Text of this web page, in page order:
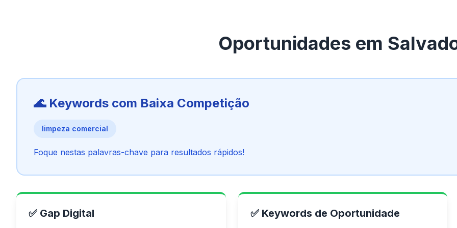
Oportunidades em
🌊 Keywords com Baixa Competição
limpeza comercial
Foque nestas palavras-chave para resultados rápidos!
✅ Gap Digital ✅ Keywords de Oportunidade